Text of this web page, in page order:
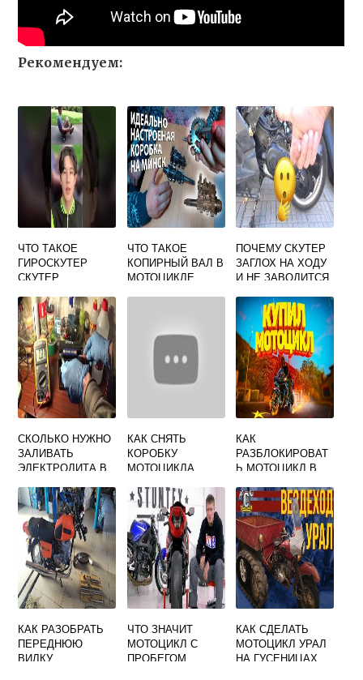
Рекомендуем:
ЧТО ТАКОЕ
ГИРОСКУТЕР
СКУТЕР
ЧТО ТАКОЕ
КОПИРНЫЙ ВАЛ В
МОТОЦИКЛЕ
ПОЧЕМУ СКУТЕР
ЗАГЛОХ НА ХОДУ
И НЕ ЗАВОДИТСЯ
СКОЛЬКО НУЖНО
ЗАЛИВАТЬ
ЭЛЕКТРОЛИТА В
МОТОЦИКЛА 6
ВОЛЬТ
КАК СНЯТЬ
КОРОБКУ
МОТОЦИКЛА
КАК
РАЗБЛОКИРОВАТ
Ь МОТОЦИКЛ В
КАК РАЗОБРАТЬ
ПЕРЕДНЮЮ
ВИЛКУ
ЧТО ЗНАЧИТ
МОТОЦИКЛ С
ПРОБЕГОМ
КАК СДЕЛАТЬ
МОТОЦИКЛ УРАЛ
НА ГУСЕНИЦАХ